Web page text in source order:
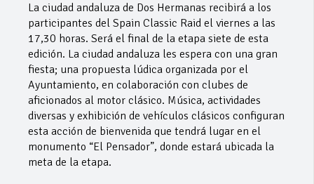
La ciudad andaluza de Dos Hermanas recibirá a los
participantes del Spain Classic Raid el viernes a las
17,30 horas. Será el final de la etapa siete de esta
edición. La ciudad andaluza les espera con una gran
fiesta; una propuesta lúdica organizada por el
Ayuntamiento, en colaboración con clubes de
aficionados al motor clásico. Música, actividades
diversas y exhibición de vehículos clásicos configuran
esta acción de bienvenida que tendrá lugar en el
monumento “El Pensador”, donde estará ubicada la
meta de la etapa.